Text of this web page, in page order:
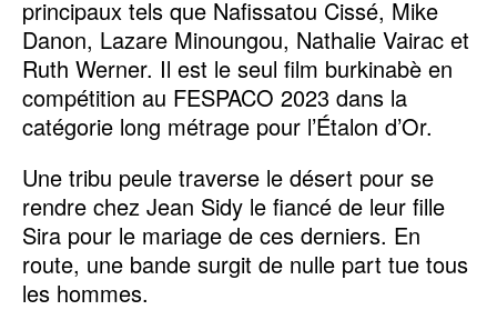
principaux tels que Nafissatou Cissé, Mike
Danon, Lazare Minoungou, Nathalie Vairac et
Ruth Werner. Il est le seul film burkinabè en
compétition au FESPACO 2023 dans la
catégorie long métrage pour l’Étalon d’Or.
Une tribu peule traverse le désert pour se
rendre chez Jean Sidy le fiancé de leur fille
Sira pour le mariage de ces derniers. En
route, une bande surgit de nulle part tue tous
les hommes.